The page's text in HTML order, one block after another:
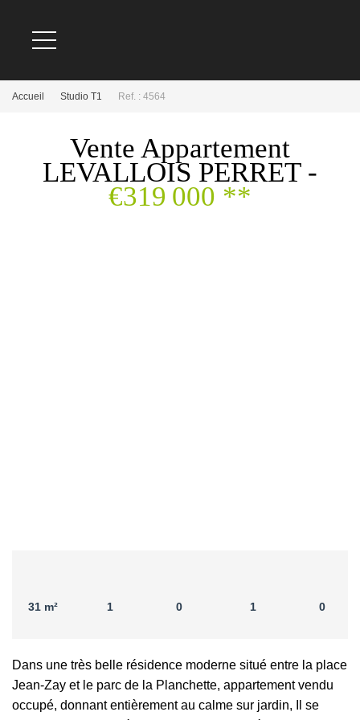
Accueil Studio T1 Ref. : 4564
Vente Appartement
LEVALLOIS PERRET -
€319 000 **
31 m² 1 0 1 0
Dans une très belle résidence moderne situé entre la place
Jean-Zay et le parc de la Planchette, appartement vendu
occupé, donnant entièrement au calme sur jardin, Il se